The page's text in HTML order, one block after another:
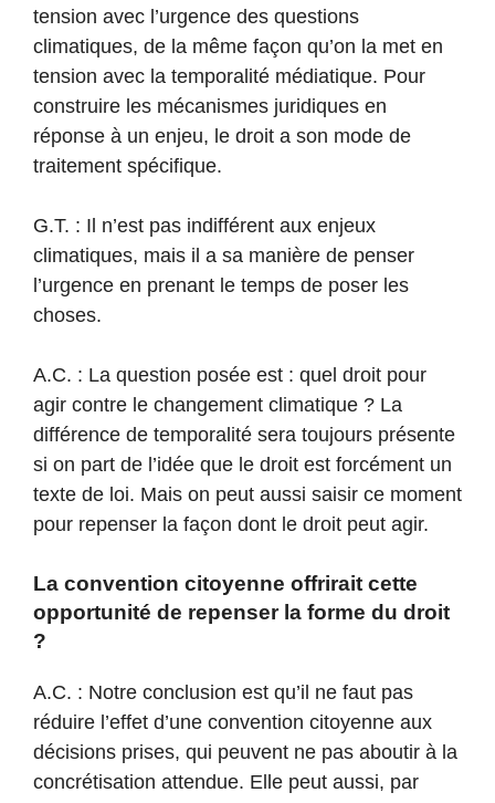
tension avec l’urgence des questions
climatiques, de la même façon qu’on la met en
tension avec la temporalité médiatique. Pour
construire les mécanismes juridiques en
réponse à un enjeu, le droit a son mode de
traitement spécifique.
G.T. : Il n’est pas indifférent aux enjeux
climatiques, mais il a sa manière de penser
l’urgence en prenant le temps de poser les
choses.
A.C. : La question posée est : quel droit pour
agir contre le changement climatique ? La
différence de temporalité sera toujours présente
si on part de l’idée que le droit est forcément un
texte de loi. Mais on peut aussi saisir ce moment
pour repenser la façon dont le droit peut agir.
La convention citoyenne offrirait cette
opportunité de repenser la forme du droit
?
A.C. : Notre conclusion est qu’il ne faut pas
réduire l’effet d’une convention citoyenne aux
décisions prises, qui peuvent ne pas aboutir à la
concrétisation attendue. Elle peut aussi, par